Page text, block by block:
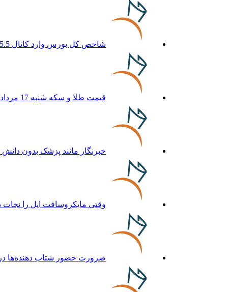
شاخص کل بورس وارد کانال 5.5 میلیون واحد شد
قیمت طلا و سکه شنبه 17 مرداد/ قیمت‌ها افزایشی
خبرنگار مانند پزشک بدون
وقتی مایکروسافت اپل را
ضرورت حضور شتاب ‌دهنده‌ها در